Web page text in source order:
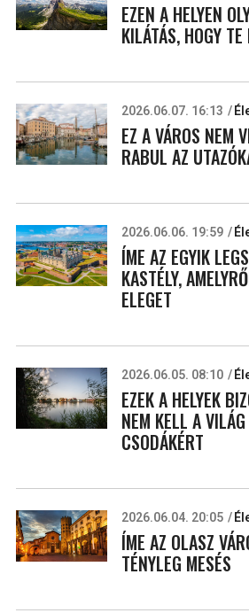
EZEN A HELYEN
KILÁTÁS, HOGY
2026.06.07. 16:13
EZ A VÁROS NEM
RABUL AZ
2026.06.06. 19:59
ÍME AZ EGYIK
KASTÉLY,
ELEGET
2026.06.05. 08:10
EZEK A HELYEK
NEM KELL A
CSODÁKÉRT
2026.06.04. 20:05
ÍME AZ OLASZ
TÉNYLEG MESÉS